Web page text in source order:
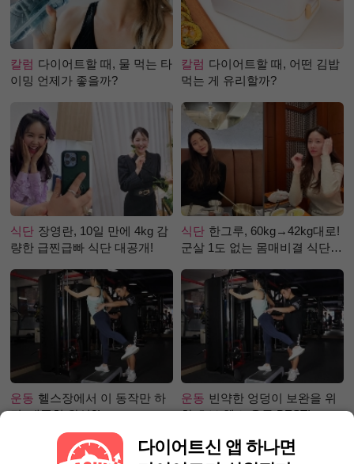
칼럼 다이어트할 때, 물 먹는 타
이밍 언제가 좋을까?
칼럼 다이어트할 때, 어떤 김밥
먹는 게 유리할까?
식단 장영란, 10일 만에 4kg 감
량한 급찐급빠 식단 대공개!
식단 한그루, 60kg→42kg대로!
군살 1도 없는 몸매비결 식단
운동 헬스장에서 이 동작만 하
면, 애플힙 완성?!
운동 빈약한 엉덩이 보완을 위
한 초보 헬스 운동 BEST!
다이어트신 앱 하나면